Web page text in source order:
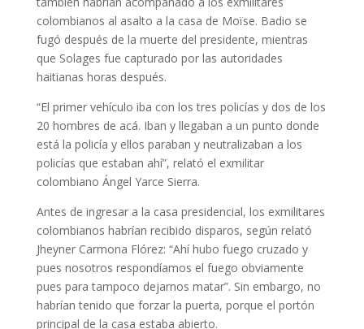
colombianos al asalto a la casa de Moïse. Badio se
fugó después de la muerte del presidente, mientras
que Solages fue capturado por las autoridades
haitianas horas después.
“El primer vehículo iba con los tres policías y dos de los
20 hombres de acá. Iban y llegaban a un punto donde
está la policía y ellos paraban y neutralizaban a los
policías que estaban ahí”, relató el exmilitar
colombiano Ángel Yarce Sierra.
Antes de ingresar a la casa presidencial, los exmilitares
colombianos habrían recibido disparos, según relató
Jheyner Carmona Flórez: “Ahí hubo fuego cruzado y
pues nosotros respondíamos el fuego obviamente
pues para tampoco dejarnos matar”. Sin embargo, no
habrían tenido que forzar la puerta, porque el portón
principal de la casa estaba abierto.